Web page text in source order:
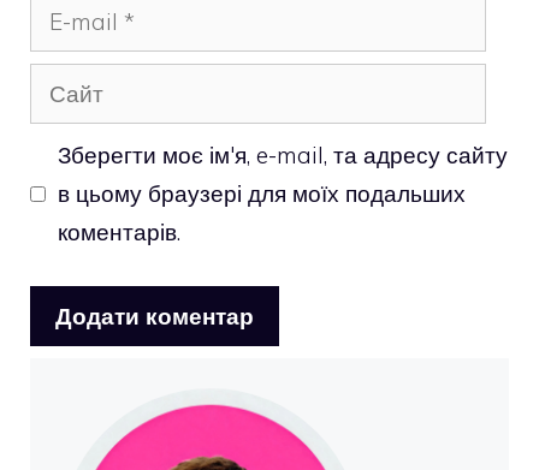
mail
Сайт
Зберегти моє ім'я, e-mail, та адресу сайту
в цьому браузері для моїх подальших
коментарів.